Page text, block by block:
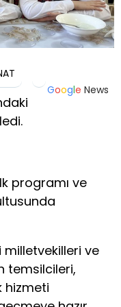
Google News
programı ve
milletvekilleri ve
temsilcileri,
hizmeti